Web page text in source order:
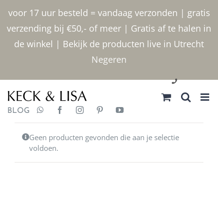
voor 17 uur besteld = vandaag verzonden | gratis
verzending bij €50,- of meer | Gratis af te halen in
de winkel | Bekijk de producten live in Utrecht
Negeren
inhoud
030 2400000
BLOG
Geen producten gevonden die aan je selectie
voldoen.